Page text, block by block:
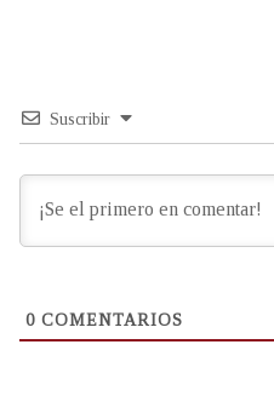
Suscribir
0 COMENTARIOS